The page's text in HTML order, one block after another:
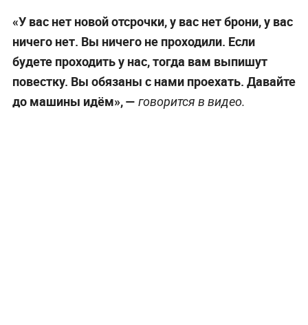
«У вас нет новой отсрочки, у вас нет брони, у вас
ничего нет. Вы ничего не проходили. Если
будете проходить у нас, тогда вам выпишут
повестку. Вы обязаны с нами проехать. Давайте
до машины идём», — говорится в видео.